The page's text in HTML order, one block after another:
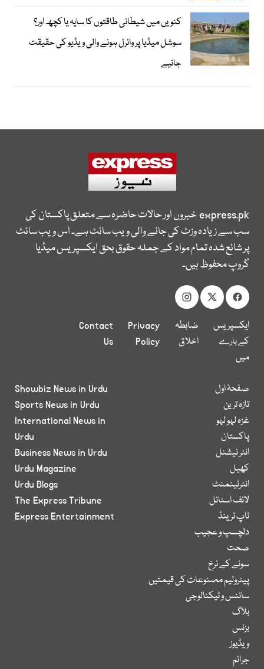
کنویں میں شیطانی طاقتوں کا سایہ یا کچھ اور؟
سوشل میڈیا پر وائرل ہونے والی ویڈیو کی حقیقت
جانیے
express.pkخبروں اور حالات حاضرہ سے متعلق پاکستان کی
سب سے زیادہ وزٹ کی جانے والی ویب سائٹ ہے۔ اس ویب سائٹ
پر شائع شدہ تمام مواد کے جملہ حقوق بحق ایکسپریس میڈیا
گروپ محفوظ ہیں۔
ایکسپریس
کے بارے
میں
ضابطہ
اخلاق
Privacy
Policy
Contact
Us
صفحۂ اول
تازہ ترین
غزہ لہو لہو
پاکستان
انٹر نیشنل
کھیل
انٹرٹینمنٹ
لائف اسٹائل
ٹاپ ٹرینڈ
دلچسپ و عجیب
صحت
سونے کے نرخ
پیٹرولیم مصنوعات کی قیمتیں
سائنس و ٹیکنالوجی
بلاگ
بزنس
ویڈیوز
جرائم
Showbiz News in Urdu
Sports News in Urdu
International News in
Urdu
Business News in Urdu
Urdu Magazine
Urdu Blogs
The Express Tribune
Express Entertainment